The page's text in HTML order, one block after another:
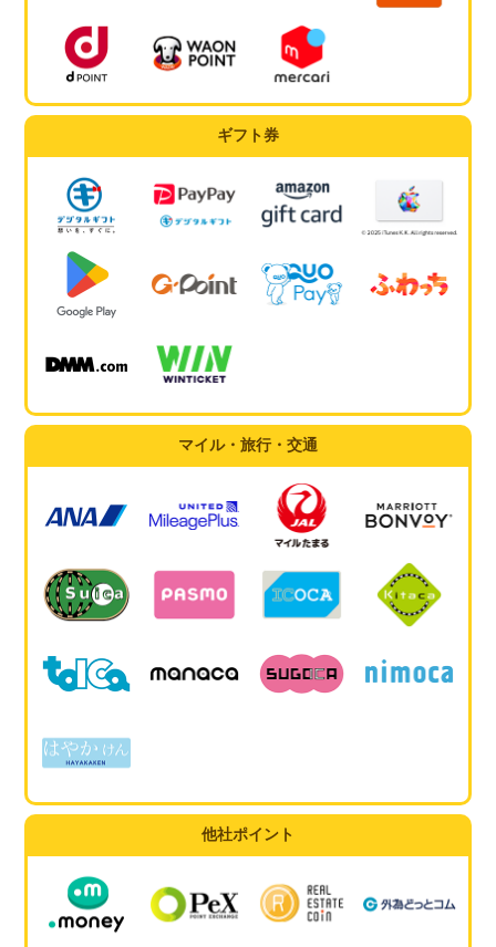
ギフト券
マイル・旅行・交通
他社ポイント